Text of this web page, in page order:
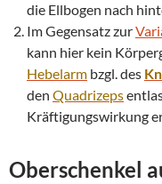
die Ellbogen nach
Im Gegensatz zur
kann hier kein
Hebelarm bzgl. des
den Quadrizeps
Kräftigungswirkung
Oberschenkel